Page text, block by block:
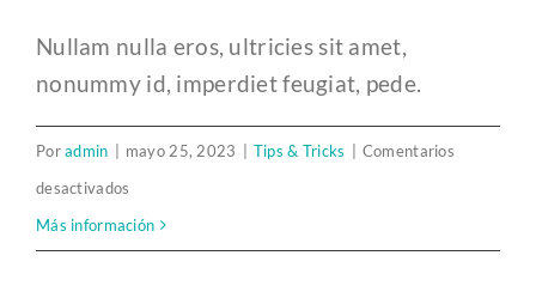
Nullam nulla eros, ultricies sit amet,
nonummy id, imperdiet feugiat, pede.
Poradmin | mayo 25, 2023 | Tips & Tricks | Comentarios
desactivados
Reputación
Más información